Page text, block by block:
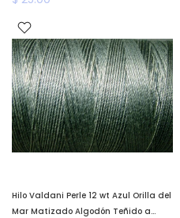
Hilo Valdani Perle 12 wt Azul Orilla del
Mar Matizado Algodón Teñido a